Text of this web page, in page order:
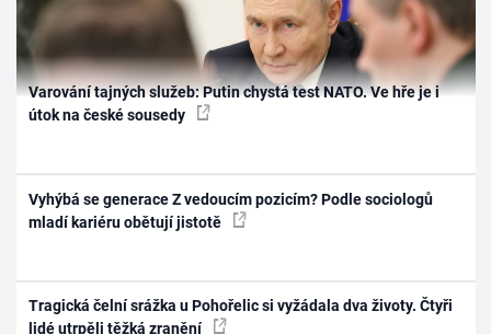
Varování tajných služeb: Putin chystá test NATO. Ve hře je i
útok na české sousedy
Vyhýbá se generace Z vedoucím pozicím? Podle sociologů
mladí kariéru obětují jistotě
Tragická čelní srážka u Pohořelic si vyžádala dva životy. Čtyři
lidé utrpěli těžká zranění